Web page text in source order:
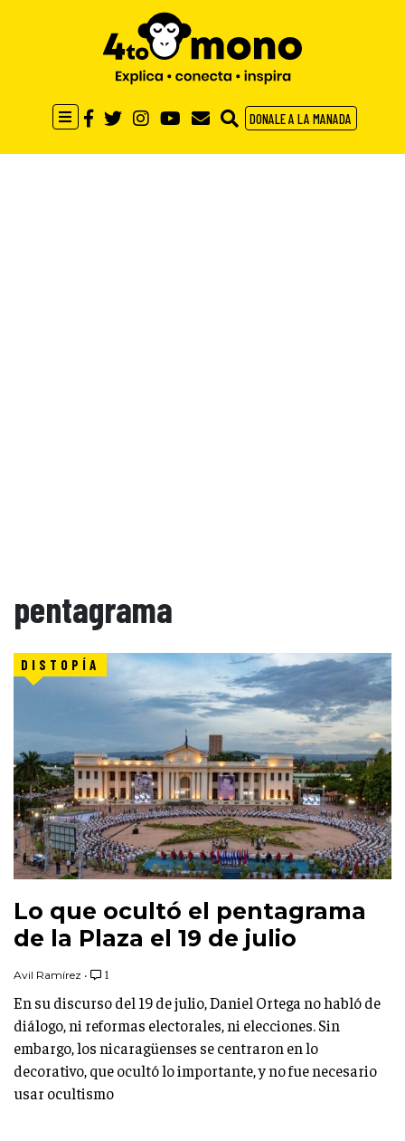
DONALE A LA MANADA
pentagrama
DISTOPÍA
Lo que ocultó el pentagrama
de la Plaza el 19 de julio
Avil Ramírez • 1
En su discurso del 19 de julio, Daniel Ortega no habló de
diálogo, ni reformas electorales, ni elecciones. Sin
embargo, los nicaragüenses se centraron en lo
decorativo, que ocultó lo importante, y no fue necesario
usar ocultismo